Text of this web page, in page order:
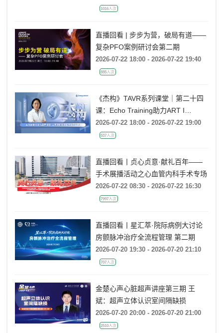
2026-07-22 19:00 - 2026-07-22 21:00
直播回看 | 步步为营，破局有道——
复杂PFO案例研讨会第二期
2026-07-22 18:00 - 2026-07-22 19:40
《杰构》TAVR系列课堂｜第二十四
课：Echo Training助力ART I
Rebecca T. Hahn教授《主动脉瓣反
疗决策》
2026-07-22 18:00 - 2026-07-22 19:00
直播回看丨贞心贞意·献礼百年——
手术展播活动之心血管内科手术专场
2026-07-22 08:30 - 2026-07-22 16:30
直播回看丨星汇萃·院际病例大讨论
房颤脉冲治疗全流程管理 第二期
2026-07-20 19:30 - 2026-07-20 21:10
金楚心声心脏超声讲座第三期 王
斌：超声立体认识室间隔缺损
2026-07-20 20:00 - 2026-07-20 21:00